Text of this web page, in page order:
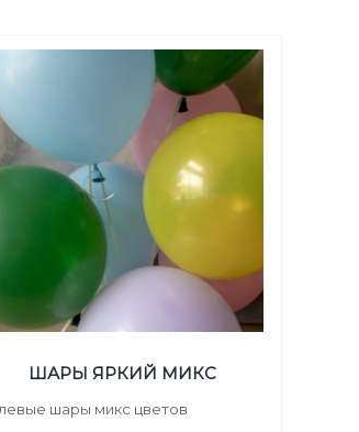
ШАРЫ ЯРКИЙ МИКС
шары микс цветов